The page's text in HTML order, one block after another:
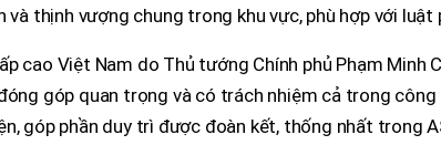
và thịnh vượng chung trong khu vực, phù hợp với luật
cao Việt Nam do Thủ tướng Chính phủ Phạm Minh
góp quan trọng và có trách nhiệm cả trong
góp phần duy trì được đoàn kết, thống nhất trong